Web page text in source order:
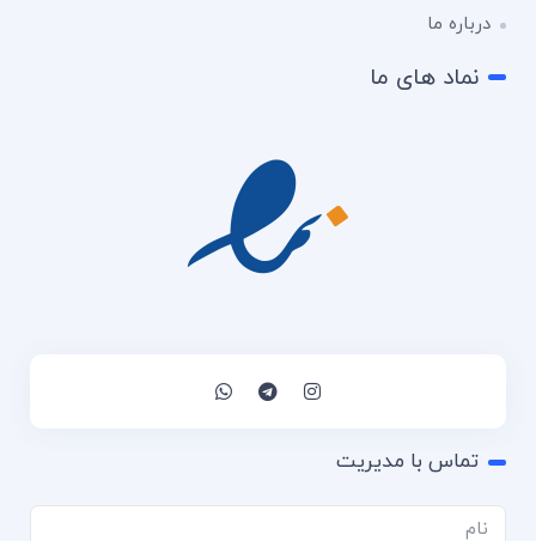
درباره ما
نماد های ما
تماس با مدیریت